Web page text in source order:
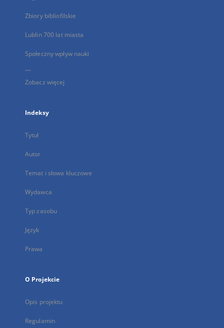
Zbiory bibliofilskie
Lublin 700 lat miasta
Społeczny wpływ nauki
...
Zobacz więcej
Indeksy
Tytuł
Autor
Temat i słowa kluczowe
Wydawca
Typ zasobu
Język
Prawa
O Projekcie
Opis projektu
Regulamin